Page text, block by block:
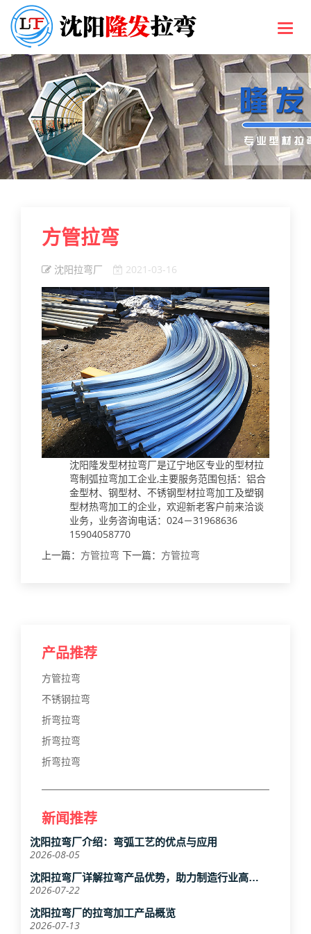
方管拉弯
沈阳拉弯厂 2021-03-16
沈阳隆发型材拉弯厂是辽宁地区专业的型材拉
弯制弧拉弯加工企业,主要服务范围包括：铝合
金型材、钢型材、不锈钢型材拉弯加工及塑钢
型材热弯加工的企业，欢迎新老客户前来洽谈
业务，业务咨询电话：024－31968636
15904058770
上一篇： 方管拉弯 下一篇： 方管拉弯
产品推荐
方管拉弯
不锈钢拉弯
折弯拉弯
折弯拉弯
折弯拉弯
新闻推荐
沈阳拉弯厂介绍：弯弧工艺的优点与应用
2026-08-05
沈阳拉弯厂详解拉弯产品优势，助力制造行业高效
升级
2026-07-22
沈阳拉弯厂的拉弯加工产品概览
2026-07-13